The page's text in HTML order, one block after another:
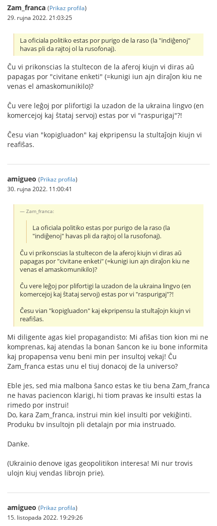
Zam_franca (Prikaz profila)
29. rujna 2022. 21:03:25
La oficiala politiko estas por purigo de la raso (la "indiĝenoj"
havas pli da rajtoj ol la rusofonaj).
Ĉu vi prikonscias la stultecon de la aferoj kiujn vi diras aŭ
papagas por "civitane enketi" (=kunigi iun ajn diraĵon kiu ne
venas el amaskomunikilo)?
Ĉu vere leĝoj por plifortigi la uzadon de la ukraina lingvo (en
komercejoj kaj ŝtataj servoj) estas por vi "raspurigaj"?!
Ĉesu vian "kopigluadon" kaj ekpripensu la stultaĵojn kiujn vi
reafiŝas.
amigueo (Prikaz profila)
30. rujna 2022. 11:00:41
Zam_franca:
La oficiala politiko estas por purigo de la raso (la
"indiĝenoj" havas pli da rajtoj ol la rusofonaj).
Ĉu vi prikonscias la stultecon de la aferoj kiujn vi diras aŭ
papagas por "civitane enketi" (=kunigi iun ajn diraĵon kiu ne
venas el amaskomunikilo)?
Ĉu vere leĝoj por plifortigi la uzadon de la ukraina lingvo (en
komercejoj kaj ŝtataj servoj) estas por vi "raspurigaj"?!
Ĉesu vian "kopigluadon" kaj ekpripensu la stultaĵojn kiujn vi
reafiŝas.
Mi diligente agas kiel propagandisto: Mi afiŝas tion kion mi ne
komprenas, kaj atendas la bonan ŝancon ke iu bone informita
kaj propapensa venu beni min per insultoj vekaj! Ĉu
Zam_franca estas unu el tiuj donacoj de la universo?
Eble jes, sed mia malbona ŝanco estas ke tiu bena Zam_franca
ne havas paciencon klarigi, hi tiom pravas ke insulti estas la
rimedo por instrui!
Do, kara Zam_franca, instrui min kiel insulti por vekiĝinti.
Produku bv insultojn pli detalajn por mia instruado.
Danke.
(Ukrainio denove igas geopolitikon interesa! Mi nur trovis
ulojn kiuj vendas librojn prie).
amigueo (Prikaz profila)
15. listopada 2022. 19:29:26